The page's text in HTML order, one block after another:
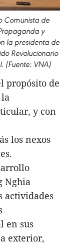
Comunista de
y
la presidenta de
Revolucionario
(Fuente: VNA)
propósito de
y con
los nexos
Nghia
actividades
en sus
exterior,